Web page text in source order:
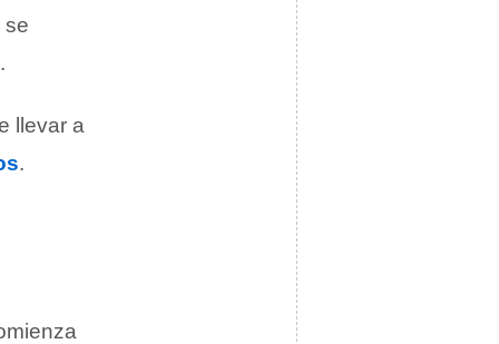
se
llevar a
.